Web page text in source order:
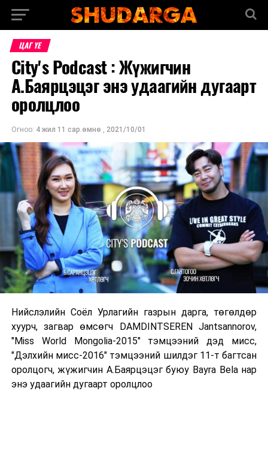
ЦАГ ҮЕ
City's Podcast : Жүжигчин
А.Баярцэцэг энэ удаагийн дугаарт
оролцлоо
Огноо: 4 жил 11 сар.өмнө , 2021/10/01
Нийслэлийн Соёл Урлагийн газрын дарга, төгөлдөр
хуурч, загвар өмсөгч DAMDINTSEREN Jantsannorov,
"Miss World Mongolia-2015" тэмцээний дэд мисс,
"Дэлхийн мисс-2016" тэмцээний шилдэг 11-т багтсан
оролцогч, жүжигчин А.Баярцэцэг буюу Bayra Bela нар
энэ удаагийн дугаарт оролцлоо